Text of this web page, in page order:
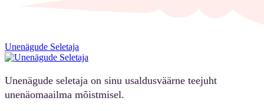
Unenägude Seletaja
Unenägude seletaja on sinu usaldusväärne teejuht
unenäomaailma mõistmisel.